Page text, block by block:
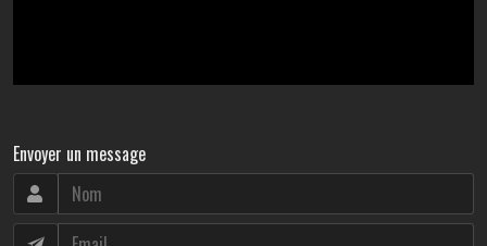
Envoyer un message